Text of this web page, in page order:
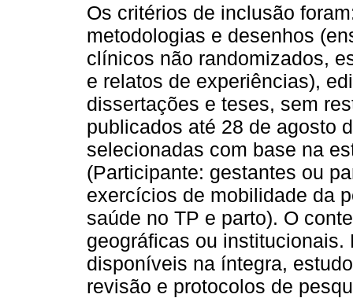
Os critérios de inclusão
metodologias e desenhos
clínicos não randomizados,
e relatos de experiências),
dissertações e teses, sem
publicados até 28 de agosto
selecionadas com base na
(Participante: gestantes ou
exercícios de mobilidade da
saúde no TP e parto). O
geográficas ou
disponíveis na íntegra,
revisão e protocolos de